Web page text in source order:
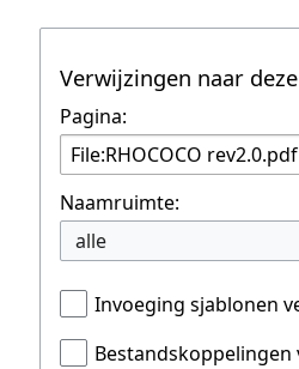
Verwijzingen naar
Pagina:
Naamruimte:
alle
Invoeging sjablonen
Bestandskoppelingen